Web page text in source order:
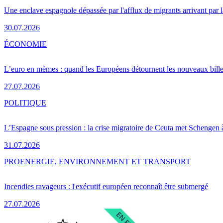
Une enclave espagnole dépassée par l'afflux de migrants arrivant par
30.07.2026
L’euro en mèmes : quand les Européens détournent les nouveaux
27.07.2026
ÉCONOMIE
L’Espagne sous pression : la crise migratoire de Ceuta met Schengen
31.07.2026
POLITIQUE
Incendies ravageurs : l'exécutif européen reconnaît être submergé
27.07.2026
PROENERGIE, ENVIRONNEMENT ET TRANSPORT